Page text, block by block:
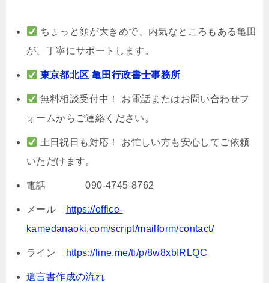
ちょっと顔が大きめで、内気なところもある亀田
が、丁寧にサポートします。
東京都北区 亀田行政書士事務所
無料相談受付中！ お電話またはお問い合わせフ
ォームからご連絡ください。
土日祝日も対応！ お忙しい方も安心してご依頼
いただけます。
電話 090-4745-8762
メール
https://office-
kamedanaoki.com/script/mailform/contact/
ライン https://line.me/ti/p/8w8xbIRLQC
遺言書作成の流れ